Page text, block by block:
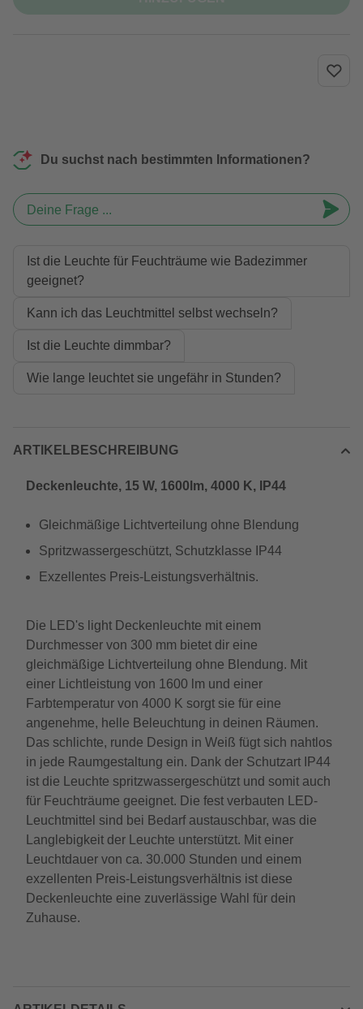
Du suchst nach bestimmten Informationen?
Deine Frage ...
Ist die Leuchte für Feuchträume wie Badezimmer
geeignet?
Kann ich das Leuchtmittel selbst wechseln?
Ist die Leuchte dimmbar?
Wie lange leuchtet sie ungefähr in Stunden?
ARTIKELBESCHREIBUNG
Deckenleuchte, 15 W, 1600lm, 4000 K, IP44
Gleichmäßige Lichtverteilung ohne Blendung
Spritzwassergeschützt, Schutzklasse IP44
Exzellentes Preis-Leistungsverhältnis.
Die LED's light Deckenleuchte mit einem
Durchmesser von 300 mm bietet dir eine
gleichmäßige Lichtverteilung ohne Blendung. Mit
einer Lichtleistung von 1600 lm und einer
Farbtemperatur von 4000 K sorgt sie für eine
angenehme, helle Beleuchtung in deinen Räumen.
Das schlichte, runde Design in Weiß fügt sich nahtlos
in jede Raumgestaltung ein. Dank der Schutzart IP44
ist die Leuchte spritzwassergeschützt und somit auch
für Feuchträume geeignet. Die fest verbauten LED-
Leuchtmittel sind bei Bedarf austauschbar, was die
Langlebigkeit der Leuchte unterstützt. Mit einer
Leuchtdauer von ca. 30.000 Stunden und einem
exzellenten Preis-Leistungsverhältnis ist diese
Deckenleuchte eine zuverlässige Wahl für dein
Zuhause.